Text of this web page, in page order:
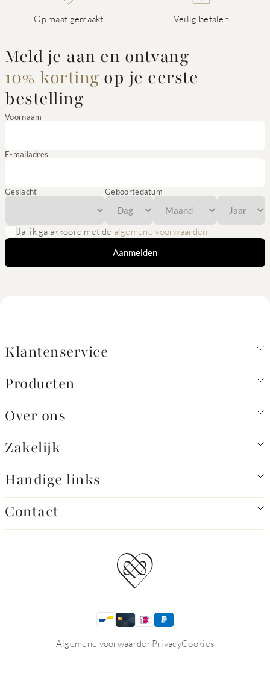
Op maat gemaakt Veilig betalen
Meld je aan en ontvang
10% korting op je eerste
bestelling
Voornaam
E-mailadres
Geslacht Geboortedatum
Ja, ik ga akkoord met de algemene voorwaarden
Aanmelden
Klantenservice
Producten
Over ons
Zakelijk
Handige links
Contact
Algemene voorwaardenPrivacyCookies